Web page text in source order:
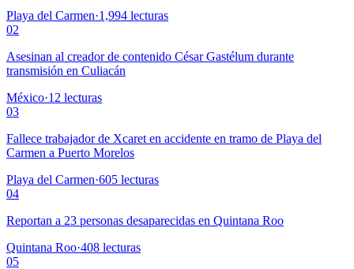
Playa del Carmen·1,994 lecturas
02
Asesinan al creador de contenido César Gastélum durante
transmisión en Culiacán
México·12 lecturas
03
Fallece trabajador de Xcaret en accidente en tramo de Playa del
Carmen a Puerto Morelos
Playa del Carmen·605 lecturas
04
Reportan a 23 personas desaparecidas en Quintana Roo
Quintana Roo·408 lecturas
05